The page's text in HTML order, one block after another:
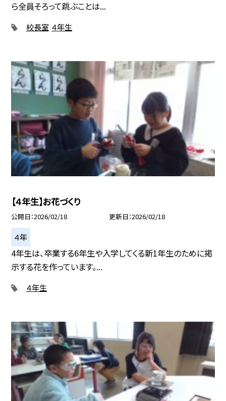
ら全員そろって跳ぶことは...
校長室 ４年生
【４年生】お花づくり
公開日 2026/02/18 更新日 2026/02/18
４年
4年生は、卒業する6年生や入学してくる新1年生のために掲
示する花を作っています。...
４年生